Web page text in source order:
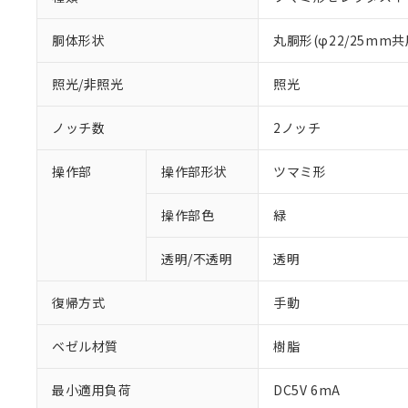
胴体形状 丸胴形(φ22/25mm共
照光/非照光 照光
ノッチ数 2ノッチ
操作部 操作部形状 ツマミ形
操作部色 緑
透明/不透明 透明
復帰方式 手動
ベゼル材質 樹脂
最小適用負荷 DC5V 6mA
※1 対応状況